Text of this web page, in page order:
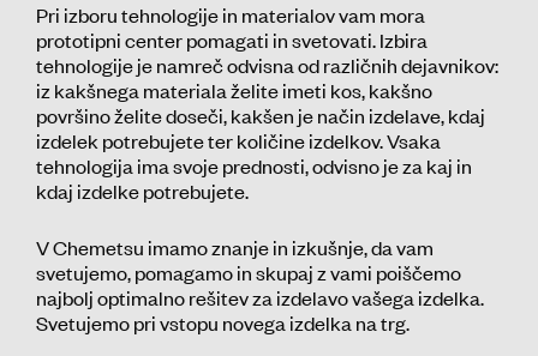
Pri izboru tehnologije in materialov vam mora
prototipni center pomagati in svetovati. Izbira
tehnologije je namreč odvisna od različnih dejavnikov:
iz kakšnega materiala želite imeti kos, kakšno
površino želite doseči, kakšen je način izdelave, kdaj
izdelek potrebujete ter količine izdelkov. Vsaka
tehnologija ima svoje prednosti, odvisno je za kaj in
kdaj izdelke potrebujete.
V Chemetsu imamo znanje in izkušnje, da vam
svetujemo, pomagamo in skupaj z vami poiščemo
najbolj optimalno rešitev za izdelavo vašega izdelka.
Svetujemo pri vstopu novega izdelka na trg.